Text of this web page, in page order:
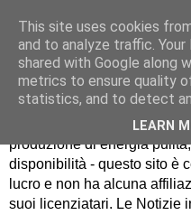
EcatNews.it
produzione di energia
disponibilità - questo sito è
lucro e non ha alcuna
suoi licenziatari. Le Notizie
This site uses cookies
and to analyze traffic.
shared with Google along
metrics to ensure quality
statistics, and to detect
LEARN